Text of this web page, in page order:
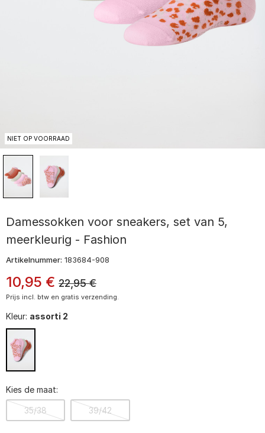
NIET OP VOORRAAD
Damessokken voor sneakers, set van 5,
meerkleurig - Fashion
Artikelnummer: 183684-908
10,95 € 22,95€
Prijs incl. btw en gratis verzending.
Kleur: assorti 2
Kies de maat:
35/38 39/42